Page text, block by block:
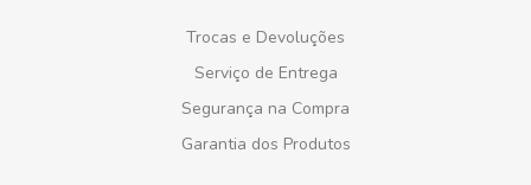
Trocas e Devoluções
Serviço de Entrega
Segurança na Compra
Garantia dos Produtos